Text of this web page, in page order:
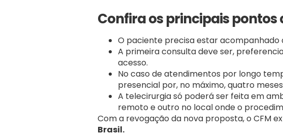
Confira os principais
O paciente precisa estar acompanhado
A primeira consulta deve ser,
acesso.
No caso de atendimentos por longo
presencial por, no máximo, quatro
A telecirurgia só poderá ser feita em
remoto e outro no local onde o
Com a revogação da nova proposta, o CFM
Brasil.